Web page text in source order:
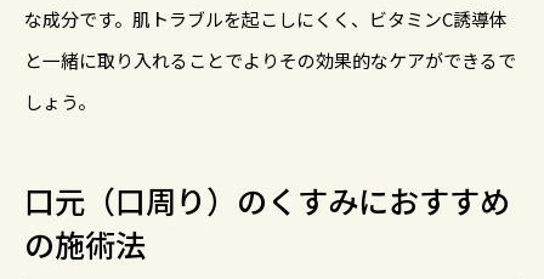
な成分です。肌トラブルを起こしにくく、ビタミンC誘導体
と一緒に取り入れることでよりその効果的なケアができるで
しょう。
口元（口周り）のくすみにおすすめ
の施術法